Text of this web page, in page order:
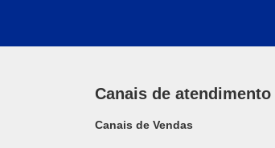
Canais de atendimento
Canais de Vendas